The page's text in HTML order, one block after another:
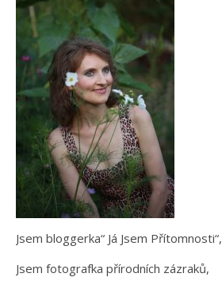
Jsem bloggerka“ Já Jsem Přítomnosti“,
Jsem fotografka přírodních zázraků,